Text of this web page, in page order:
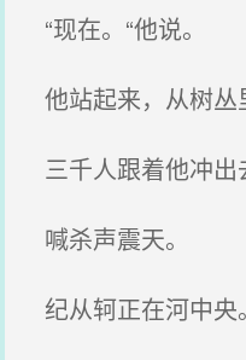
“现在。“他说。
他站起来，从树丛
三千人跟着他冲出
喊杀声震天。
纪从轲正在河中央。